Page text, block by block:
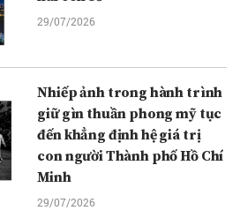
29/07/2026
Nhiếp ảnh trong hành trình
giữ gìn thuần phong mỹ tục
đến khẳng định hệ giá trị
con người Thành phố Hồ Chí
Minh
29/07/2026